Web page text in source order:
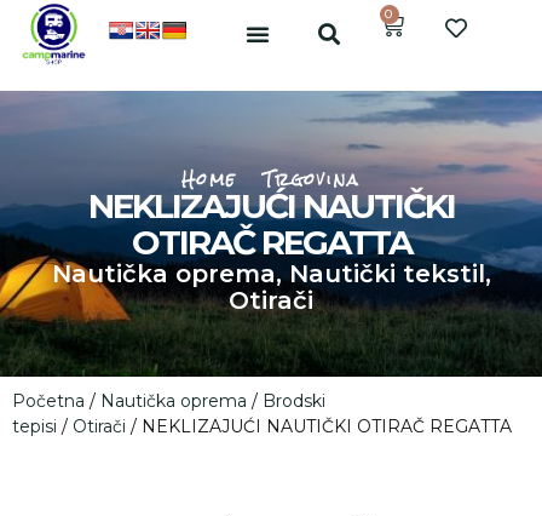
0
Home Trgovina
NEKLIZAJUĆI NAUTIČKI
OTIRAČ REGATTA
Nautička oprema, Nautički tekstil,
Otirači
Početna / Nautička oprema / Brodski
tepisi / Otirači / NEKLIZAJUĆI NAUTIČKI OTIRAČ REGATTA